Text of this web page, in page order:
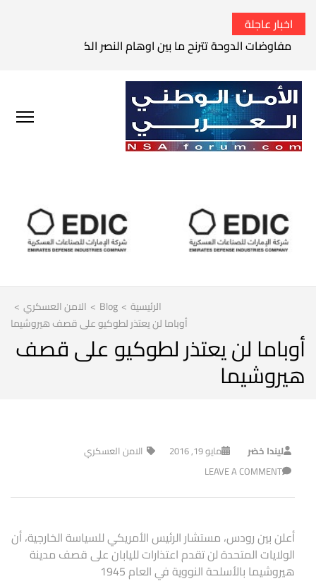
اخبار عاجلة
مفاوضات الدوحة تترنح ما بين اوهام النصر الكامل وواقع
الرئيسية >
Blog
> الامن العسكري >
أوباما لن يعتذر لطوكيو على قصف هيروشيما
أوباما لن يعتذر لطوكيو على قصف
هيروشيما
ليندا خضر مايو 19, 2016
الامن العسكري
LEAVE A COMMENT
أعلن بين رودس، مستشار الرئيس الأمريكي للسياسة الخارجية، أن
الولايات المتحدة لن تقدم اعتذارات لليابان على قصف مدينة
هيروشيما بالأسلحة النووية في العام 1945